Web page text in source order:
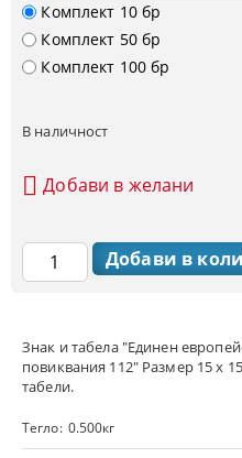
Знак и табела "Единен
повиквания 112" Размер 15 х
табели.
Тегло: 0.500кг
Комплект 10 бр
Комплект 50 бр
Комплект 100 бр
В наличност
Добави в желани